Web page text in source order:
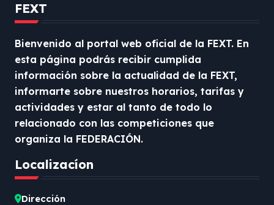
a
c
i
ó
n
d
e
n
FEXT
Bienvenido al portal web oficial de la FEXT. En
esta página podrás recibir cumplida
información sobre la actualidad de la FEXT,
informarte sobre nuestros horarios, tarifas y
actividades y estar al tanto de todo lo
relacionado con las competiciones que
organiza la FEDERACIÓN.
Localizacíon
Dirección